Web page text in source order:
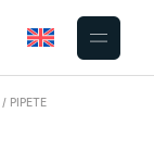
PIPETE